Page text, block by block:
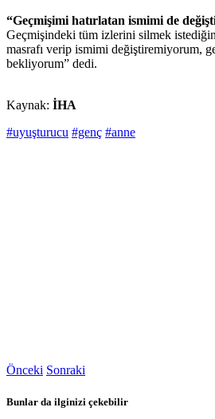
“Geçmişimi hatırlatan ismimi de
Geçmişindeki tüm izlerini silmek
masrafı verip ismimi değiştiremiyorum,
bekliyorum” dedi.
Kaynak: İHA
#uyuşturucu #genç #anne
Önceki Sonraki
Bunlar da ilginizi çekebilir